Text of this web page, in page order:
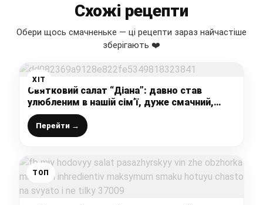
Схожі рецепти
Обери щось смачненьке — ці рецепти зараз найчастіше
зберігають ❤️
ХІТ
Святковий салат “Діана”: давно став
улюбленим в нашій сім’ї, дуже смачний,
легкий і соковитий
Перейти →
ТОП